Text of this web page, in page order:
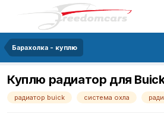
Барахолка - куплю
Куплю радиатор для
радиатор buick система охла